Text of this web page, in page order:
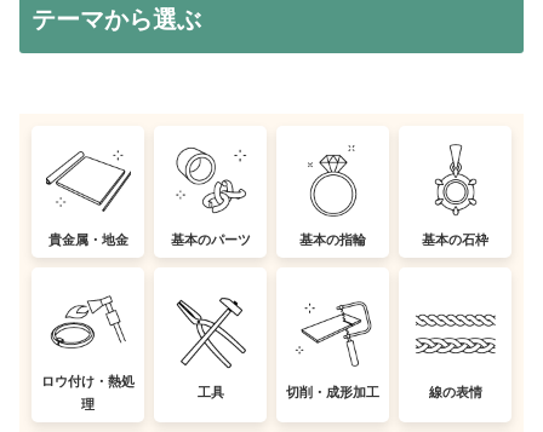
テーマから選ぶ
貴金属・地金 基本のパーツ 基本の指輪 基本の石枠
ロウ付け・熱処
理
工具 切削・成形加工 線の表情